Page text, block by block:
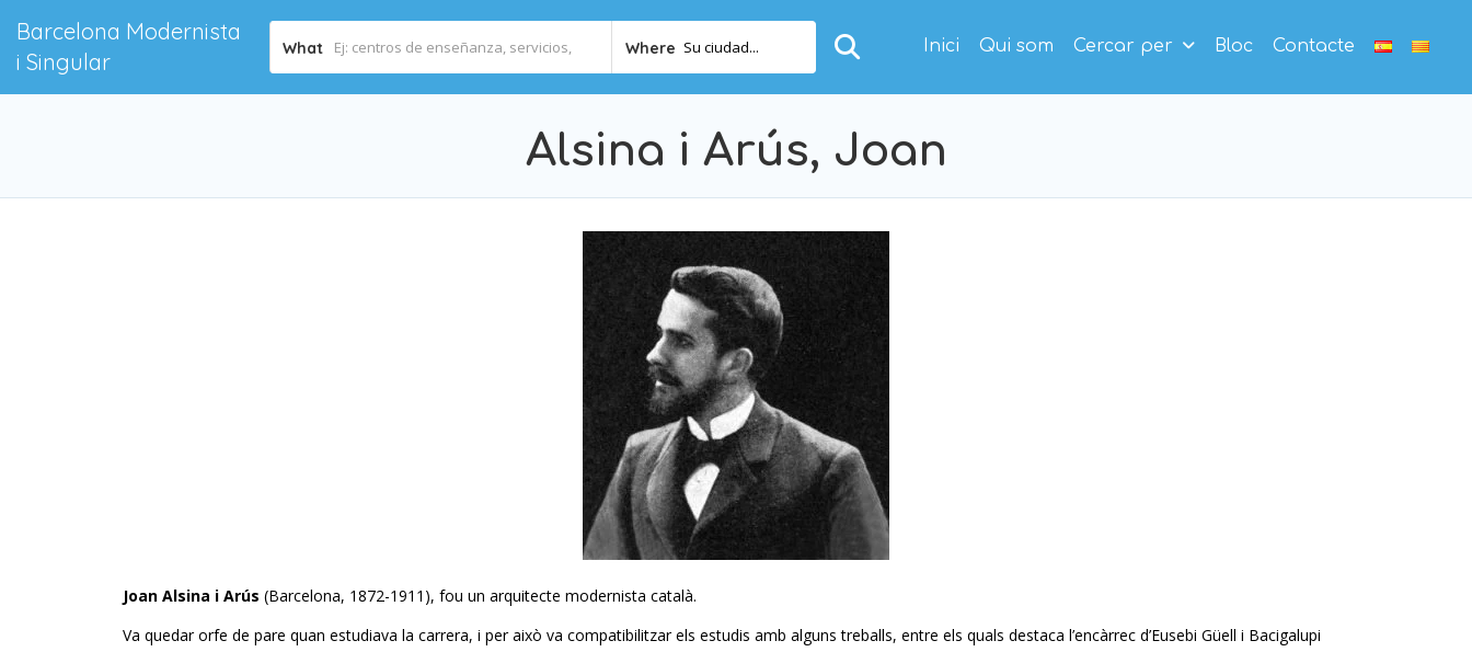
Barcelona Modernista
i Singular
What Where Su ciudad... Inici Qui som Cercar per Bloc Contacte
Alsina i Arús, Joan
Joan Alsina i Arús (Barcelona, ​​1872-1911), fou un arquitecte modernista català.
Va quedar orfe de pare quan estudiava la carrera, i per això va compatibilitzar els estudis amb alguns treballs, entre els quals destaca l’encàrrec d’Eusebi Güell i Bacigalupi